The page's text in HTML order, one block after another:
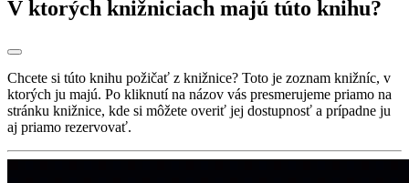
V ktorých knižniciach majú túto knihu?
Chcete si túto knihu požičať z knižnice? Toto je zoznam knižníc, v
ktorých ju majú. Po kliknutí na názov vás presmerujeme priamo na
stránku knižnice, kde si môžete overiť jej dostupnosť a prípadne ju
aj priamo rezervovať.